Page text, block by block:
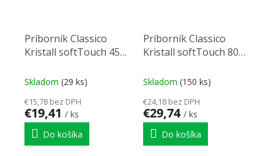
Príborník Classico
Kristall softTouch 45
Skladom (29 ks)
€15,78 bez DPH
€19,41 / ks
Do košíka
Príborník Classico
Kristall softTouch 80
Skladom (150 ks)
€24,18 bez DPH
€29,74 / ks
Do košíka